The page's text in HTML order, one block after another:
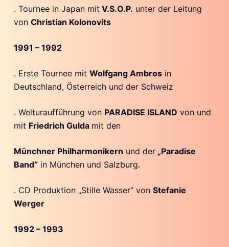
. Tournee in Japan mit V.S.O.P. unter der Leitung
von Christian Kolonovits
1991 – 1992
. Erste Tournee mit Wolfgang Ambrosin
Deutschland, Österreich und der Schweiz
. Welturaufführung von PARADISE ISLAND von und
mit Friedrich Gulda mit den
Münchner Philharmonikern und der„Paradise
Band“in München und Salzburg.
. CD Produktion „Stille Wasser“ von Stefanie
Werger
1992 – 1993